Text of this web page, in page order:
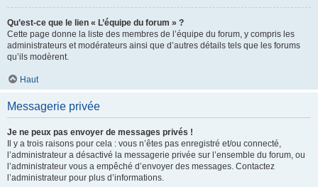
Qu’est-ce que le lien « L’équipe du forum » ?
Cette page donne la liste des membres de l’équipe du forum, y compris les
administrateurs et modérateurs ainsi que d’autres détails tels que les forums
qu’ils modèrent.
Haut
Messagerie privée
Je ne peux pas envoyer de messages privés !
Il y a trois raisons pour cela : vous n’êtes pas enregistré et/ou connecté,
l’administrateur a désactivé la messagerie privée sur l’ensemble du forum, ou
l’administrateur vous a empêché d’envoyer des messages. Contactez
l’administrateur pour plus d’informations.